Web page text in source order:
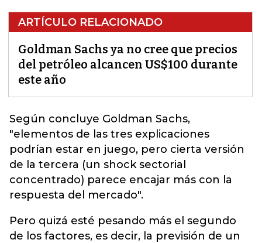
ARTÍCULO RELACIONADO
Goldman Sachs ya no cree que precios
del petróleo alcancen US$100 durante
este año
Según concluye Goldman Sachs,
"elementos de las tres explicaciones
podrían estar en juego, pero cierta versión
de la tercera (un shock sectorial
concentrado) parece encajar más con la
respuesta del mercado".
Pero quizá esté pesando más el segundo
de los factores, es decir, la previsión de un